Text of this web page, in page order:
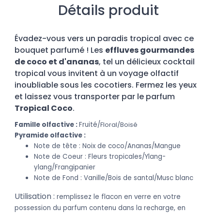
Détails produit
Évadez-vous vers un paradis tropical avec ce
bouquet parfumé ! Les effluves gourmandes
de coco et d'ananas, tel un délicieux cocktail
tropical vous invitent à un voyage olfactif
inoubliable sous les cocotiers. Fermez les yeux
et laissez vous transporter par le parfum
Tropical Coco.
Famille olfactive :Fruité/Floral/Boisé
Pyramide olfactive :
Note de tête : Noix de coco/Ananas/Mangue
Note de Coeur : Fleurs tropicales/Ylang-
ylang/Frangipanier
Note de Fond : Vanille/Bois de santal/Musc blanc
Utilisation : remplissez le flacon en verre en votre
possession du parfum contenu dans la recharge, en